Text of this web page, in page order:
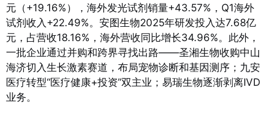
元（+19.16%），海外发光试剂销量+43.57%，Q1海外
试剂收入+22.49%。安图生物2025年研发投入达7.68亿
元，占营收18.16%，海外营收同比增长34.96%。此外，
一批企业通过并购和跨界寻找出路——圣湘生物收购中山
海济切入生长激素赛道，布局宠物诊断和基因测序；九安
医疗转型“医疗健康+投资”双主业；易瑞生物逐渐剥离IVD
业务。